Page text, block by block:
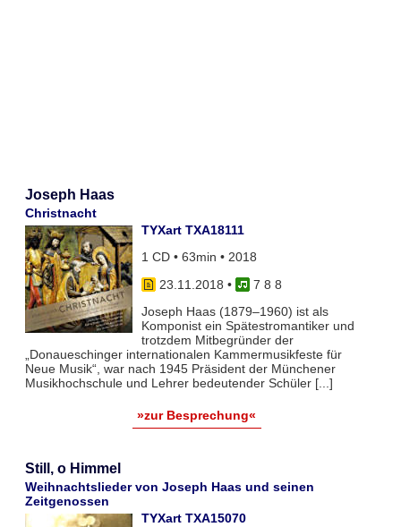
Joseph Haas
Christnacht
TYXart TXA18111
1 CD • 63min • 2018
23.11.2018 •
7 8 8
Joseph Haas (1879–1960) ist als
Komponist ein Spätestromantiker und
trotzdem Mitbegründer der
„Donaueschinger internationalen Kammermusikfeste für
Neue Musik“, war nach 1945 Präsident der Münchener
Musikhochschule und Lehrer bedeutender Schüler [...]
»zur Besprechung«
Still, o Himmel
Weihnachtslieder von Joseph Haas und seinen
Zeitgenossen
TYXart TXA15070